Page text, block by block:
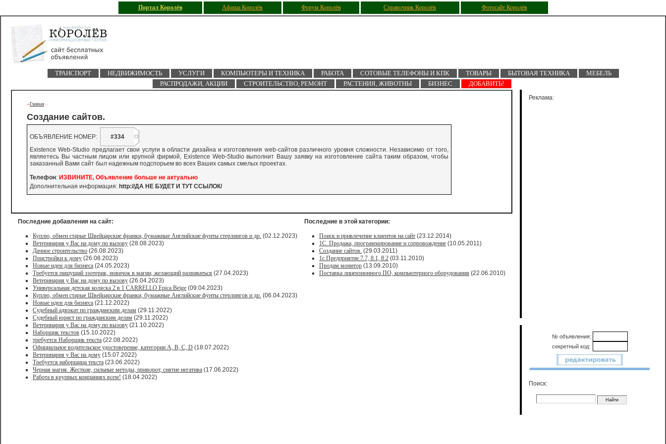
Портал Королёв Афиша Королёв Форум Королёв Справочник Королёв Фотосайт Королёв
ТРАНСПОРТ НЕДВИЖИМОСТЬ УСЛУГИ КОМПЬЮТЕРЫ И ТЕХНИКА РАБОТА СОТОВЫЕ ТЕЛЕФОНЫ И КПК ТОВАРЫ БЫТОВАЯ ТЕХНИКА
МЕБЕЛЬ
РАСПРОДАЖИ, АКЦИИ
СТРОИТЕЛЬСТВО, РЕМОНТ РАСТЕНИЯ, ЖИВОТНЫ БИЗНЕС ДОБАВИТЬ!
->Главная - -
Создание сайтов.
ОБЪЯВЛЕНИЕ НОМЕР:
#334
Existence Web-Studio предлагает свои услуги в области дизайна и изготовления web-сайтов различного уровня сложности. Независимо от того,
являетесь Вы частным лицом или крупной фирмой, Existence Web-Studio выполнит Вашу заявку на изготовление сайта таким образом, чтобы
заказанный Вами сайт был надежным подспорьем во всех Ваших самых смелых проектах.
Телефон: ИЗВИНИТЕ, Объявление больше не актуально
Дополнительная информация: http://ДА НЕ БУДЕТ И ТУТ ССЫЛОК/
Последние добавления на сайт:
Куплю, обмен старые Швейцарские франки, бумажные Английские фунты стерлингов и др. (02.12.2023)
Ветеринария у Вас на дому по вызову (28.08.2023)
Дачное строительство (26.08.2023)
Пристройки к дому (26.08.2023)
Новые идеи для бизнеса (24.05.2023)
Требуется пишущий эзотерик, новичок в магии, желающий развиваться (27.04.2023)
Ветеринария у Вас на дому по вызову (26.04.2023)
Универсальная детская коляска 2 в 1 CARRELLO Epica Beige (09.04.2023)
Куплю, обмен старые Швейцарские франки, бумажные Английские фунты стерлингов и др. (06.04.2023)
Новые идеи для бизнеса (21.12.2022)
Судебный адвокат по гражданским делам (29.11.2022)
Судебный юрист по гражданским делам (29.11.2022)
Ветеринария у Вас на дому по вызову (21.10.2022)
Наборщик текстов (15.10.2022)
требуется Наборщик текста (22.08.2022)
Официальное водительское удостоверение, категории A, B, C, D (18.07.2022)
Ветеринария у Вас на дому (15.07.2022)
Требуется наборщица текста (23.06.2022)
Черная магия. Жесткие, сильные методы, приворот, снятие негатива (17.06.2022)
Работа в крупных компаниях всем! (18.04.2022)
Последние в этой категории:
Поиск и привлечение клиентов на сайт (23.12.2014)
1С. Продажа, программирование и сопровождение (10.05.2011)
Создание сайтов. (29.03.2011)
1с Предприятие 7.7, 8.1, 8.2 (03.11.2010)
Продам монитор (13.09.2010)
Поставка лицензионного ПО, компьютерного оборудования (22.06.2010)
Реклама:
№ объявления:
секретный код:
Поиск: